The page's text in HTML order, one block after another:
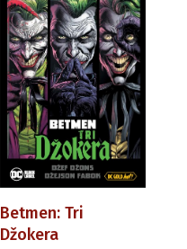
Betmen: Tri
Džokera